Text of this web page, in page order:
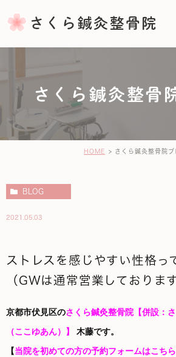
さくら鍼灸整骨
HOME さくら鍼灸整骨院ブ
BLOG
2021.05.03
ストレスを感じやすい性格っ
（GWは通常営業しておりま
京都市伏見区のさくら鍼灸整骨院【併設：
（ここゆあん）】
木藤です。
【当院を初めての方の予約フォームはこち